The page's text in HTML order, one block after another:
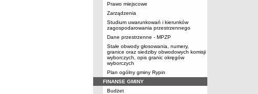
Prawo miejscowe
Zarządzenia
Studium uwarunkowań i kierunków
zagospodarowania przestrzennego
Dane przestrzenne - MPZP
Stałe obwody głosowania, numery,
granice oraz siedziby obwodowych komisji
wyborczych, opis granic okręgów
wyborczych
Plan ogólny gminy Rypin
FINANSE GMINY
Budżet